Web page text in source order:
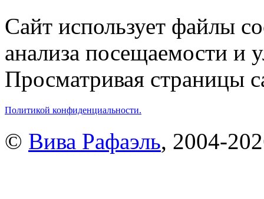
Сайт использует файлы
анализа посещаемости и
Просматривая страницы
Политикой конфиденциальности.
© Вива Рафаэль, 2004-